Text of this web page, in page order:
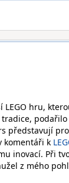
LEGO hru,
představují
komentáři k
inovací. Při
z mého